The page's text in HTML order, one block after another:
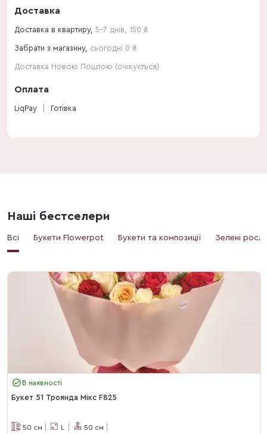
Доставка
Доставка в квартиру, 5-7 днів 150 ₴
Забрати з магазину, сьогодні 0 ₴
Доставка Новою Поштою (очікується)
Оплата
LiqPay Готівка
Наші бестселери
Всі Букети Flowerpot Букети та композиції Зелені
В наявності
Букет 51 Троянда Мікс F825
50 см L 50 см